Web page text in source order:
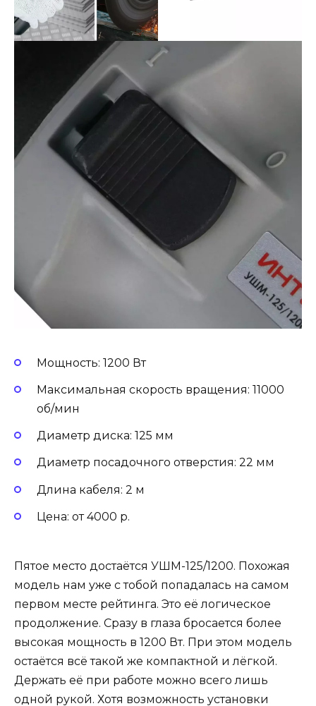
Мощность: 1200 Вт
Максимальная скорость вращения: 11000
об/мин
Диаметр диска: 125 мм
Диаметр посадочного отверстия: 22 мм
Длина кабеля: 2 м
Цена: от 4000 р.
Пятое место достаётся УШМ-125/1200. Похожая
модель нам уже с тобой попадалась на самом
первом месте рейтинга. Это её логическое
продолжение. Сразу в глаза бросается более
высокая мощность в 1200 Вт. При этом модель
остаётся всё такой же компактной и лёгкой.
Держать её при работе можно всего лишь
одной рукой. Хотя возможность установки